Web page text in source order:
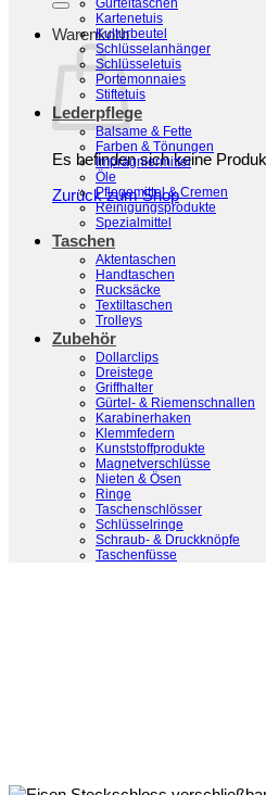
Warenkorb
Es befinden sich keine
Zurück zum Shop
Gürteltaschen
Kartenetuis
Kulturbeutel
Schlüsselanhänger
Schlüsseletuis
Portemonnaies
Stiftetuis
Lederpflege
Balsame & Fette
Farben & Tönungen
Imprägniermittel
Öle
Pflegemittel & Cremen
Reinigungsprodukte
Spezialmittel
Taschen
Aktentaschen
Handtaschen
Rucksäcke
Textiltaschen
Trolleys
Zubehör
Dollarclips
Dreistege
Griffhalter
Gürtel- & Riemenschnallen
Karabinerhaken
Klemmfedern
Kunststoffprodukte
Magnetverschlüsse
Nieten & Ösen
Ringe
Taschenschlösser
Schlüsselringe
Schraub- & Druckknöpfe
Taschenfüsse